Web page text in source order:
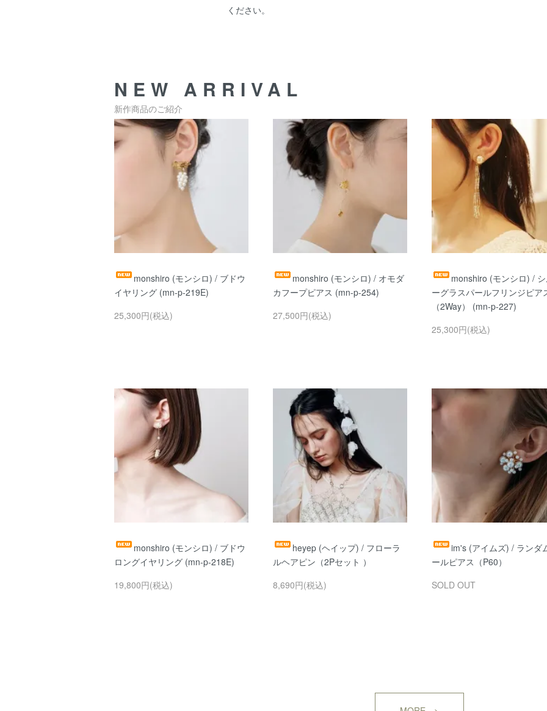
ください。
NEW ARRIVAL
新作商品のご紹介
monshiro (モンシロ) / ブドウ
イヤリング (mn-p-219E)
25,300円(税込)
monshiro (モンシロ) / オモダ
カフープピアス (mn-p-254)
27,500円(税込)
monshiro (モンシロ) /
ーグラスパールフリンジピア
（2Way） (mn-p-227)
25,300円(税込)
monshiro (モンシロ) / ブドウ
ロングイヤリング (mn-p-218E)
19,800円(税込)
heyep (ヘイップ) / フローラ
ルヘアピン（2Pセット ）
8,690円(税込)
im's (アイムズ) / ランダ
ールピアス（P60）
SOLD OUT